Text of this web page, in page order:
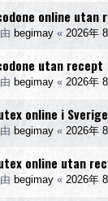
online utan
begimay « 2026年
utan recept
begimay « 2026年
online i
begimay « 2026年
online utan
begimay « 2026年